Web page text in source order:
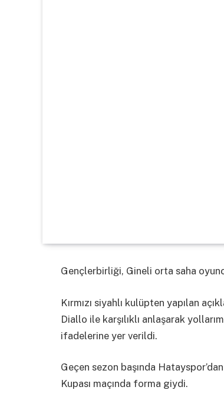
Gençlerbirliği, Gineli orta saha
Kırmızı siyahlı kulüpten yapılan
Diallo ile karşılıklı anlaşarak
ifadelerine yer verildi.
Geçen sezon başında
Kupası maçında forma giydi.